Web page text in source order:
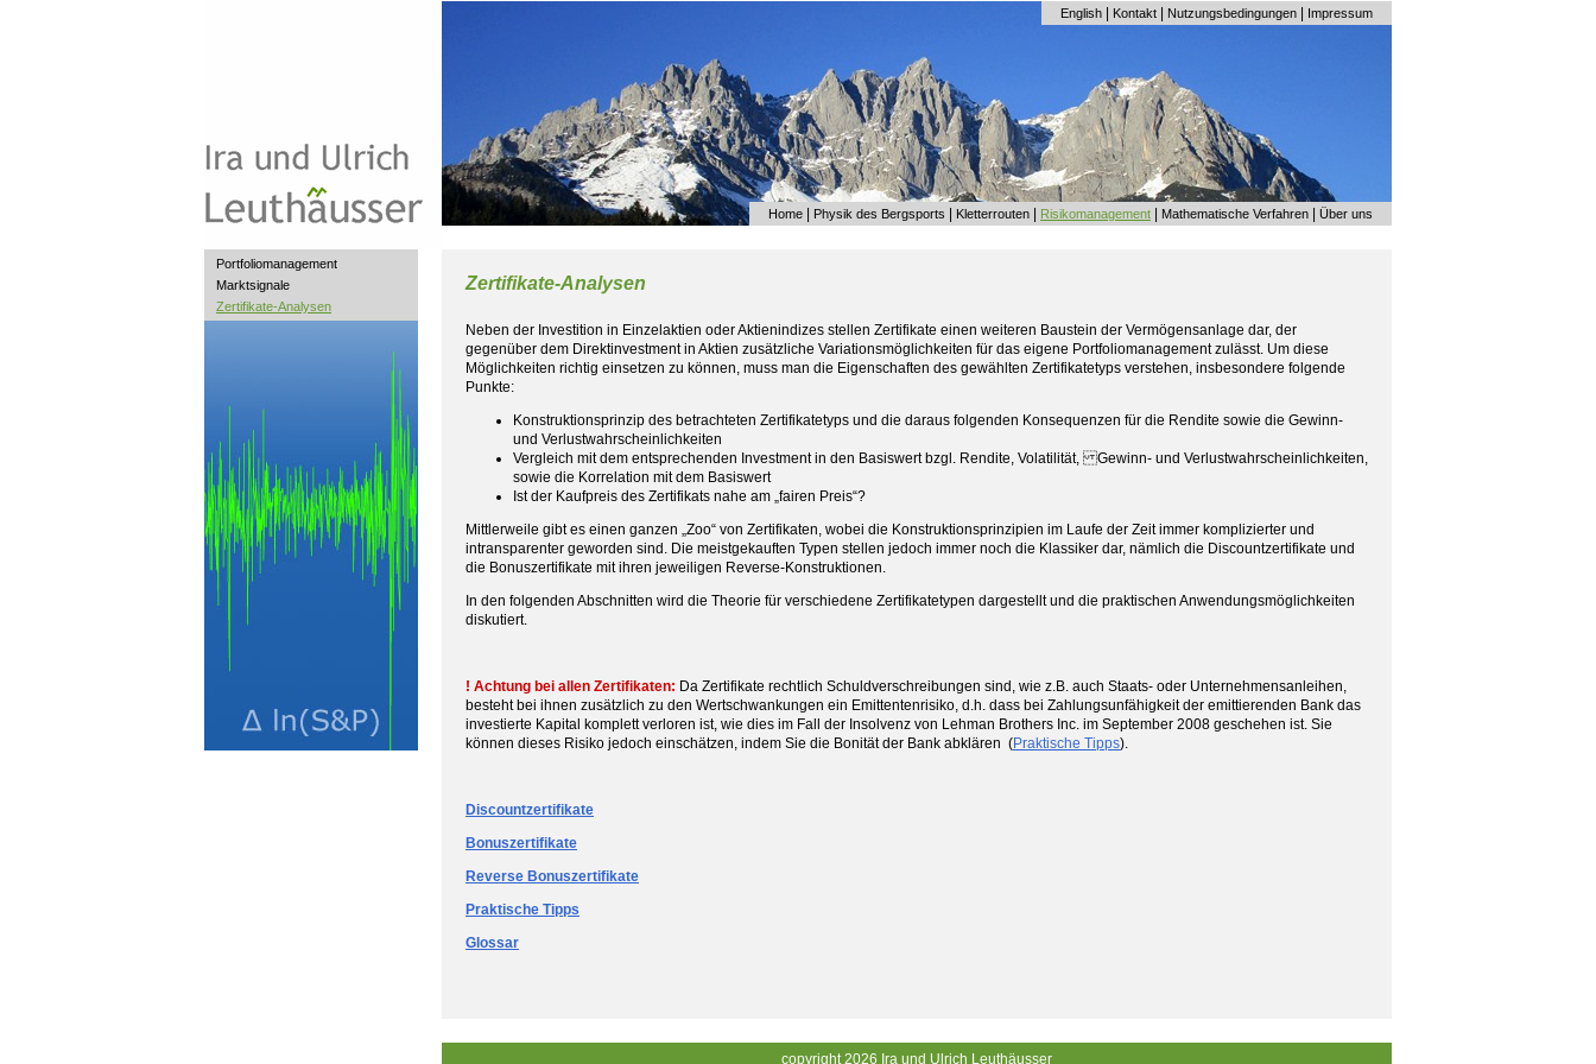
English Kontakt Nutzungsbedingungen Impressum
Home Physik des Bergsports Kletterrouten Risikomanagement Mathematische Verfahren Über uns
Portfoliomanagement
Marktsignale
Zertifikate-Analysen
Zertifikate-Analysen
Neben der Investition in Einzelaktien oder Aktienindizes stellen Zertifikate einen weiteren Baustein der Vermögensanlage dar, der
gegenüber dem Direktinvestment in Aktien zusätzliche Variationsmöglichkeiten für das eigene Portfoliomanagement zulässt. Um diese
Möglichkeiten richtig einsetzen zu können, muss man die Eigenschaften des gewählten Zertifikatetyps verstehen, insbesondere folgende
Punkte:
Konstruktionsprinzip des betrachteten Zertifikatetyps und die daraus folgenden Konsequenzen für die Rendite sowie die Gewinn-
und Verlustwahrscheinlichkeiten
Vergleich mit dem entsprechenden Investment in den Basiswert bzgl. Rendite, Volatilität, Gewinn- und Verlustwahrscheinlichkeiten,
sowie die Korrelation mit dem Basiswert
Ist der Kaufpreis des Zertifikats nahe am „fairen Preis“?
Mittlerweile gibt es einen ganzen „Zoo“ von Zertifikaten, wobei die Konstruktionsprinzipien im Laufe der Zeit immer komplizierter und
intransparenter geworden sind. Die meistgekauften Typen stellen jedoch immer noch die Klassiker dar, nämlich die Discountzertifikate und
die Bonuszertifikate mit ihren jeweiligen Reverse-Konstruktionen.
In den folgenden Abschnitten wird die Theorie für verschiedene Zertifikatetypen dargestellt und die praktischen Anwendungsmöglichkeiten
diskutiert.
! Achtung bei allen Zertifikaten: Da Zertifikate rechtlich Schuldverschreibungen sind, wie z.B. auch Staats- oder Unternehmensanleihen,
besteht bei ihnen zusätzlich zu den Wertschwankungen ein Emittentenrisiko, d.h. dass bei Zahlungsunfähigkeit der emittierenden Bank das
investierte Kapital komplett verloren ist, wie dies im Fall der Insolvenz von Lehman Brothers Inc. im September 2008 geschehen ist. Sie
können dieses Risiko jedoch einschätzen, indem Sie die Bonität der Bank abklären (Praktische Tipps).
Discountzertifikate
Bonuszertifikate
Reverse Bonuszertifikate
Praktische Tipps
Glossar
copyright 2026 Ira und Ulrich Leuthäusser